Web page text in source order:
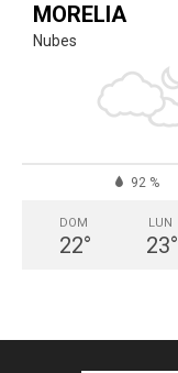
MORELIA
Nubes
92 %
DOM
22°
LUN
23°